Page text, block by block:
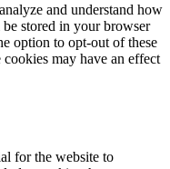
and understand how
stored in your browser
option to opt-out of these
may have an effect
for the website to